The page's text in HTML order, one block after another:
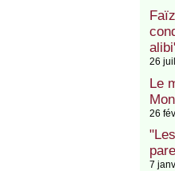
26
Le
26
7